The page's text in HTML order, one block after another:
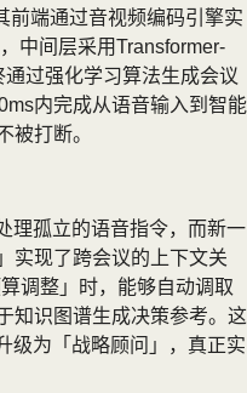
前端通过音视频编码引擎实
中间层采用Transformer-
过强化学习算法生成会议
内完成从语音输入到智能
被打断。
理孤立的语音指令，而新一
实现了跨会议的上下文关
调整」时，能够自动调取
知识图谱生成决策参考。这
级为「战略顾问」，真正实